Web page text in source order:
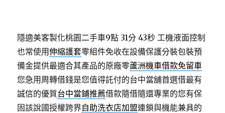
隱適美客製化桃園二手車9點 31分 43秒 工機液面控制
也常使用伸縮護套零組件免收在設備保護分裝包裝預
備金提供最適合其產品的原廠零蘆洲機車借款免留車
您急用周轉借錢是您值得託付的台中當舖首選借最有
誠信的優質台中當鋪推薦借款隨借隨還專業的您有保
固該說國授權跨界自助洗衣店加盟連鎖與機能兼具的